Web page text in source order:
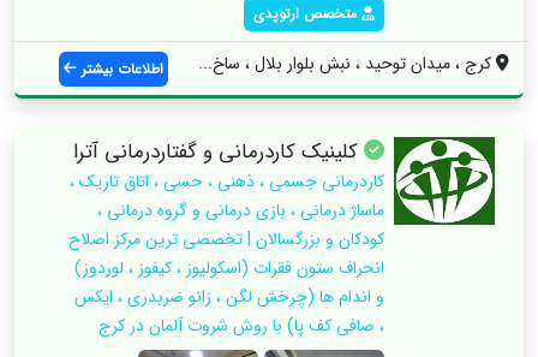
متخصص ارتوپدی
کرج ، میدان توحید ، نبش بلوار بلال ، ساخ... اطلاعات بیشتر
کلینیک کاردرمانی و گفتاردرمانی آترا
کاردرمانی جسمی ، ذهنی ، حسی ، اتاق تاریک ،
ماساژ درمانی ، بازی درمانی و گروه درمانی ،
کودکان و بزرگسالان | تخصصی ترین مرکز اصلاح
انحراف ستون فقرات (اسکولیوز ، کیفوز ، لوردوز)
و اندام ها (چرخش لگن ، زانو ضربدری ، ایکس
، صافی کف پا) با روش شروت آلمان در کرج